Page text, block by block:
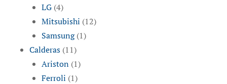
LG (4)
Mitsubishi (12)
Samsung (1)
Calderas (11)
Ariston (1)
Ferroli (1)